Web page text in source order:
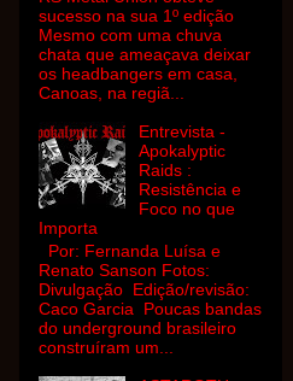
sucesso na sua 1º edição
Mesmo com uma chuva
chata que ameaçava deixar
os headbangers em casa,
Canoas, na regiã...
Entrevista -
Apokalyptic
Raids :
Resistência e
Foco no que
Importa
Por: Fernanda Luísa e
Renato Sanson Fotos:
Divulgação Edição/revisão:
Caco Garcia Poucas bandas
do underground brasileiro
construíram um...